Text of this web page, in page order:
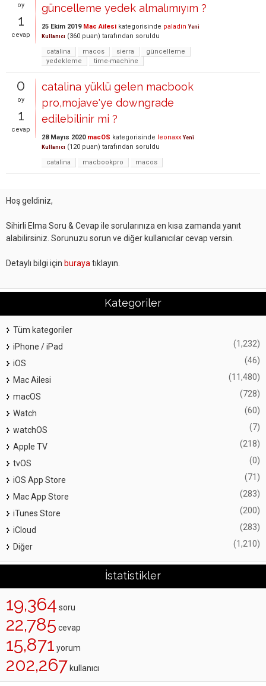
oy
1
cevap
güncelleme yedek almalımıyım ?
25 Ekim 2019 Mac Ailesi kategorisinde paladin Yeni
Kullanıcı (360 puan) tarafından soruldu
catalina
macos sierra
güncelleme
yedekleme
time-machine
0
oy
1
cevap
catalina yüklü gelen macbook
pro,mojave'ye downgrade
edilebilinir mi ?
28 Mayıs 2020 macOS kategorisinde leonaxx Yeni
Kullanıcı (120 puan) tarafından soruldu
catalina
macbookpro macos
Hoş geldiniz,
Sihirli Elma Soru & Cevap ile sorularınıza en kısa zamanda yanıt
alabilirsiniz. Sorunuzu sorun ve diğer kullanıcılar cevap versin.
Detaylı bilgi için buraya tıklayın.
Kategoriler
Tüm kategoriler
iPhone / iPad
(1,232)
iOS (46)
Mac Ailesi (11,480)
macOS (728)
Watch (60)
watchOS (7)
Apple TV (218)
tvOS (0)
iOS App Store (71)
Mac App Store (283)
iTunes Store (200)
iCloud (283)
Diğer (1,210)
İstatistikler
19,364 soru
22,785 cevap
15,871 yorum
202,267 kullanıcı